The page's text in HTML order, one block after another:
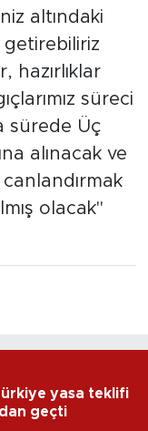
altındaki
getirebiliriz
hazırlıklar
süreci
sürede Üç
alınacak ve
olacak"
yasa teklifi
geçti